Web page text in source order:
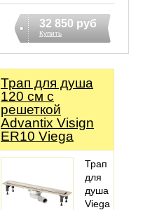
32 850 руб
Купить
Трап для душа
120 см с
решеткой
Advantix Visign
ER10 Viega
Трап
для
душа
Viega